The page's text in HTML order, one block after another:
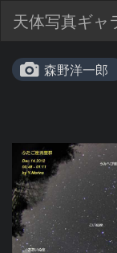
天体写真ギャ
森野洋一郎